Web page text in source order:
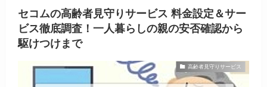
セコムの高齢者見守りサービス 料金設定＆サー
ビス徹底調査！一人暮らしの親の安否確認から
駆けつけまで
高齢者見守りサービス